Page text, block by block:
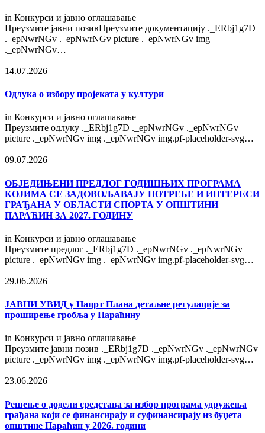
in Конкурси и јавно оглашавање
Преузмите јавни позивПреузмите документацију ._ERbj1g7D
._epNwrNGv ._epNwrNGv picture ._epNwrNGv img
._epNwrNGv…
14.07.2026
Одлука о избору пројеката у култури
in Конкурси и јавно оглашавање
Преузмите одлуку ._ERbj1g7D ._epNwrNGv ._epNwrNGv
picture ._epNwrNGv img ._epNwrNGv img.pf-placeholder-svg…
09.07.2026
OБЈЕДИЊЕНИ ПРЕДЛОГ ГОДИШЊИХ ПРОГРАМА
КОЈИМА СЕ ЗАДОВОЉАВАЈУ ПОТРЕБЕ И ИНТЕРЕСИ
ГРАЂАНА У ОБЛАСТИ СПОРТА У ОПШТИНИ
ПАРАЋИН ЗА 2027. ГОДИНУ
in Конкурси и јавно оглашавање
Преузмите предлог ._ERbj1g7D ._epNwrNGv ._epNwrNGv
picture ._epNwrNGv img ._epNwrNGv img.pf-placeholder-svg…
29.06.2026
ЈАВНИ УВИД у Нацрт Плана детаљне регулације за
проширење гробља у Параћину
in Конкурси и јавно оглашавање
Преузмите јавни позив ._ERbj1g7D ._epNwrNGv ._epNwrNGv
picture ._epNwrNGv img ._epNwrNGv img.pf-placeholder-svg…
23.06.2026
Решење o додели средстава за избор програма удружења
грађана који се финансирају и суфинансирају из буџета
општине Параћин у 2026. години